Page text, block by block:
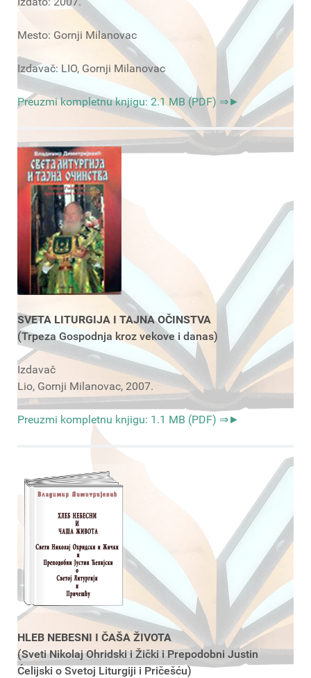
Mesto: Gornji Milanovac
Izdavač: LIO, Gornji Milanovac
Preuzmi kompletnu knjigu: 2.1 MB (PDF) ⇒►
SVETA LITURGIJA I TAJNA OČINSTVA
(Trpeza Gospodnja kroz vekove i danas)
Izdavač
Lio, Gornji Milanovac, 2007.
Preuzmi kompletnu knjigu: 1.1 MB (PDF) ⇒►
HLEB NEBESNI I ČAŠA ŽIVOTA
(Sveti Nikolaj Ohridski i Žički i Prepodobni Justin
Ćelijski o Svetoj Liturgiji i Pričešću)